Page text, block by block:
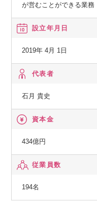
が営むことができる業務
設立年月日
2019年 4月 1日
代表者
石月 貴史
資本金
434億円
従業員数
194名